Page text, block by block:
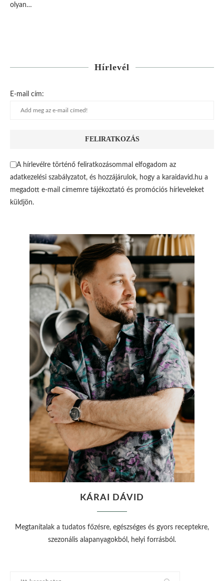
olyan…
Hírlevél
E-mail cím:
A hírlevélre történő feliratkozásommal elfogadom az
adatkezelési szabályzatot, és hozzájárulok, hogy a karaidavid.hu a
megadott e-mail címemre tájékoztató és promóciós hírleveleket
küldjön.
KÁRAI DÁVID
Megtanítalak a tudatos főzésre, egészséges és gyors receptekre,
szezonális alapanyagokból, helyi forrásból.